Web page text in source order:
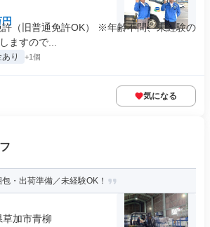
（旧普通免許OK） ※年齢不問、未経験の
ますので...
り +1個
気になる
・出荷準備／未経験OK！
加市青柳